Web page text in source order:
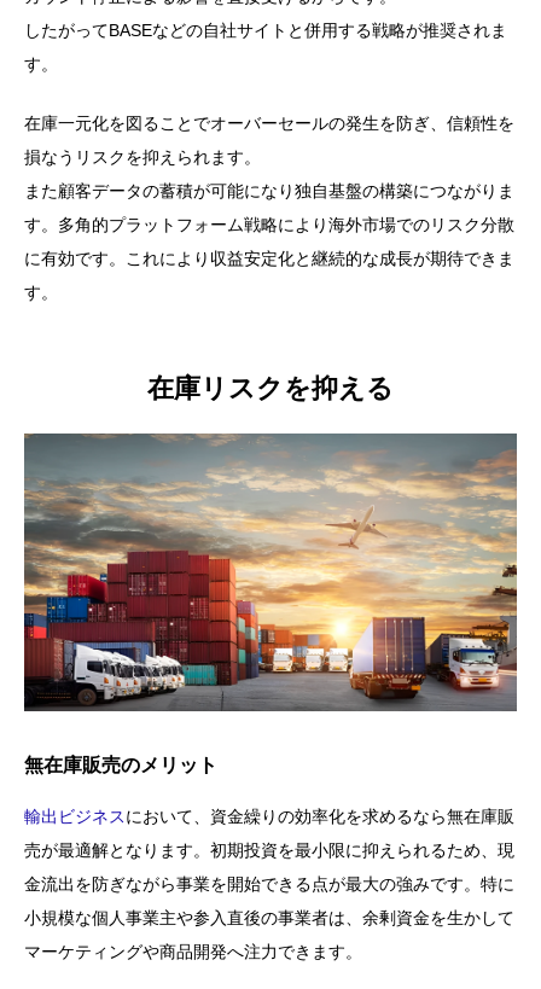
したがってBASEなどの自社サイトと併用する戦略が推奨されま
す。
在庫一元化を図ることでオーバーセールの発生を防ぎ、信頼性を
損なうリスクを抑えられます。
また顧客データの蓄積が可能になり独自基盤の構築につながりま
す。多角的プラットフォーム戦略により海外市場でのリスク分散
に有効です。これにより収益安定化と継続的な成長が期待できま
す。
在庫リスクを抑える
無在庫販売のメリット
輸出ビジネスにおいて、資金繰りの効率化を求めるなら無在庫販
売が最適解となります。初期投資を最小限に抑えられるため、現
金流出を防ぎながら事業を開始できる点が最大の強みです。特に
小規模な個人事業主や参入直後の事業者は、余剰資金を生かして
マーケティングや商品開発へ注力できます。